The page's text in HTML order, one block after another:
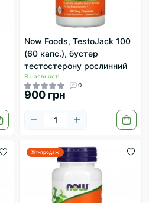
Now Foods, TestoJack 100
(60 капс.), бустер
тестостерону рослинний
В наявності
0
900 грн
Хіт-продаж